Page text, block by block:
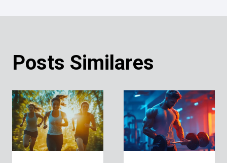
Posts Similares